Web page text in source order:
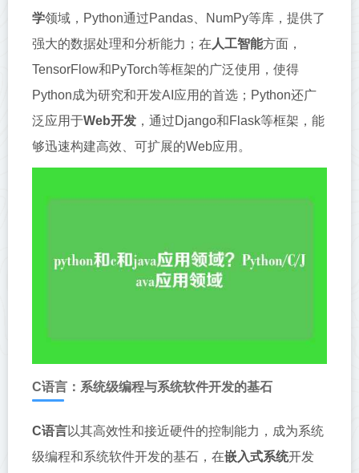
学领域，Python通过Pandas、NumPy等库，提供了
强大的数据处理和分析能力；在 人工智能方面，
TensorFlow和PyTorch等框架的广泛使用，使得
Python成为研究和开发AI应用的首选；Python还广
泛应用于Web开发 ，通过Django和Flask等框架，能
够迅速构建高效、可扩展的Web应用。
C语言：系统级编程与系统软件开发的基石
C语言以其高效性和接近硬件的控制能力，成为系统
级编程和系统软件开发的基石，在嵌入式系统开发